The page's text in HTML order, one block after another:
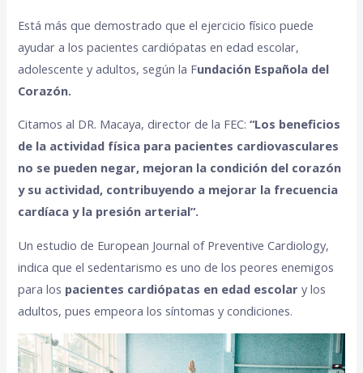
Está más que demostrado que el ejercicio físico puede
ayudar a los pacientes cardiópatas en edad escolar,
adolescente y adultos, según la Fundación Española del
Corazón.
Citamos al DR. Macaya, director de la FEC: “Los beneficios
de la actividad física para pacientes cardiovasculares
no se pueden negar, mejoran la condición del corazón
y su actividad, contribuyendo a mejorar la frecuencia
cardíaca y la presión arterial”.
Un estudio de European Journal of Preventive Cardiology,
indica que el sedentarismo es uno de los peores enemigos
para los pacientes cardiópatas en edad escolar y los
adultos, pues empeora los síntomas y condiciones.